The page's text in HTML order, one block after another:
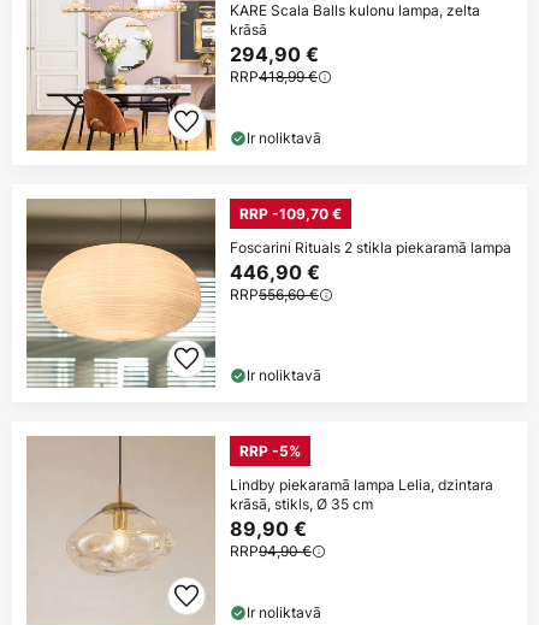
KARE Scala Balls kulonu lampa, zelta
krāsā
294,90 €
RRP418,99 €
Ir noliktavā
RRP -109,70 €
Foscarini Rituals 2 stikla piekaramā lampa
446,90 €
RRP556,60 €
Ir noliktavā
RRP -5%
Lindby piekaramā lampa Lelia, dzintara
krāsā, stikls, Ø 35 cm
89,90 €
RRP94,90 €
Ir noliktavā